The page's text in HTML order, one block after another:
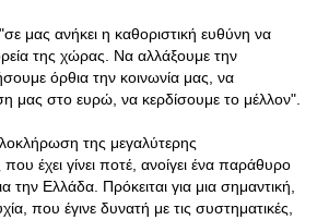
μας ανήκει η καθοριστική ευθύνη να
της χώρας. Να αλλάξουμε την
όρθια την κοινωνία μας, να
μας στο ευρώ, να κερδίσουμε το μέλλον".
της μεγαλύτερης
έχει γίνει ποτέ, ανοίγει ένα παράθυρο
την Ελλάδα. Πρόκειται για μια σημαντική,
που έγινε δυνατή με τις συστηματικές,